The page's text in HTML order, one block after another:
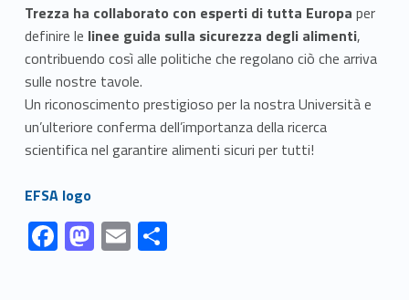
Trezza ha collaborato con esperti di tutta Europa per
definire le linee guida sulla sicurezza degli alimenti,
contribuendo così alle politiche che regolano ciò che arriva
sulle nostre tavole.
Un riconoscimento prestigioso per la nostra Università e
un’ulteriore conferma dell’importanza della ricerca
scientifica nel garantire alimenti sicuri per tutti!
Link identifier #identifier__134730-1
EFSA logo
Link identifier #identifier__157854-1
F
ac
Link identifier #identifier__120107-2 M
as
Link identifier #identifier__148725-3 E
m
Link identifier #identifier__63078-4 S
h